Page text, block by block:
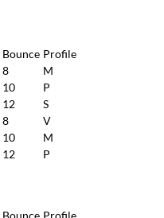
Bounce Profile
8
M
10
P
12
S
8
V
10
M
12 P